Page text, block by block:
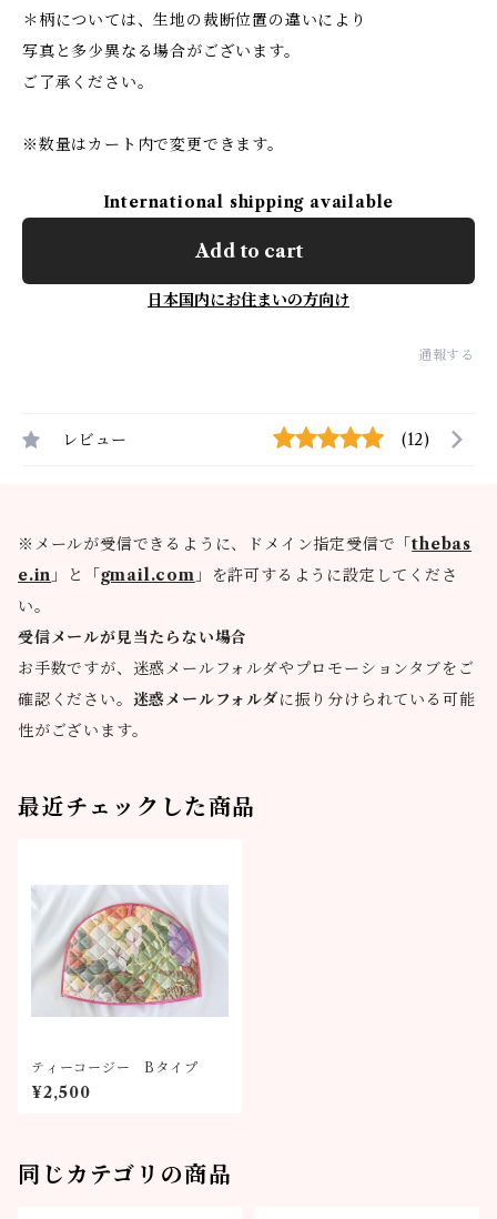
＊柄については、生地の裁断位置の違いにより
写真と多少異なる場合がございます。
ご了承ください。
※数量はカート内で変更できます。
International shipping available
Add to cart
日本国内にお住まいの方向け
通報する
レビュー (12)
※メールが受信できるように、ドメイン指定受信で「thebas
e.in 」と「gmail.com 」を許可するように設定してくださ
い。
受信メールが見当たらない場合
お手数ですが、迷惑メールフォルダやプロモーションタブをご
確認ください。 迷惑メールフォルダに振り分けられている可能
性がございます。
最近チェックした商品
ティーコージー Bタイプ
¥2,500
同じカテゴリの商品